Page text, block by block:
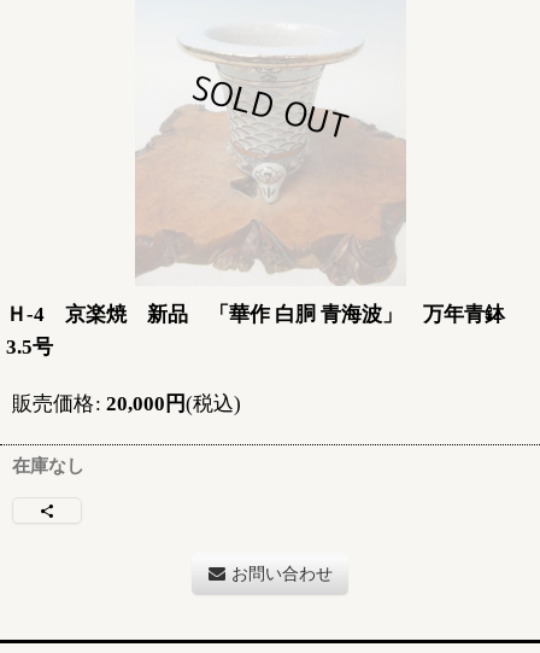
Ｈ-4 京楽焼 新品 「華作 白胴 青海波」 万年青鉢
3.5号
販売価格: 20,000 円(税込)
在庫なし
お問い合わせ